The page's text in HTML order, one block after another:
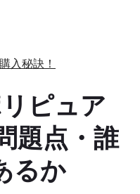
入秘訣！
ピュア
題点・誰
るか